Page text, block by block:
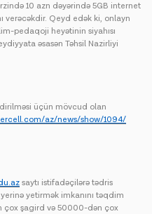
10 azn dəyərində 5GB internet
verəcəkdir. Qeyd edək ki, onlayn
pedaqoji heyətinin siyahısı
əsasən Təhsil Nazirliyi
üçün mövcud olan
az/news/show/1094/
saytı istifadəçilərə tədris
yetirmək imkanını təqdim
çox şagird və 50000-dən çox